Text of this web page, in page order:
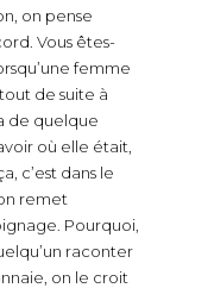
on pense
Vous êtes-
femme
de suite à
de quelque
où elle était,
c’est dans le
remet
Pourquoi,
raconter
on le croit